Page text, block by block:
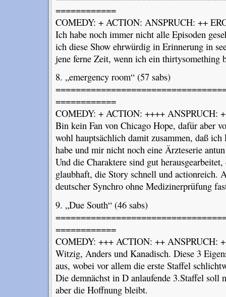
============
COMEDY: + ACTION: ANSPRUCH: ++
Ich habe noch immer nicht alle Episoden
ich diese Show ehrwürdig in Erinnerung in
jene ferne Zeit, wenn ich ein
8. „emergency room“ (57 sabs)
============
COMEDY: + ACTION: ++++ ANSPRUCH:
Bin kein Fan von Chicago Hope, dafür aber
wohl hauptsächlich damit zusammen, daß
habe und mir nicht noch eine Ärzteserie
Und die Charaktere sind gut
glaubhaft, die Story schnell und actionreich.
deutscher Synchro ohne Medizinerprüfung
9. „Due South“ (46 sabs)
============
COMEDY: +++ ACTION: ++ ANSPRUCH:
Witzig, Anders und Kanadisch. Diese 3
aus, wobei vor allem die erste Staffel
Die demnächst in D anlaufende 3.Staffel soll
aber die Hoffnung bleibt.